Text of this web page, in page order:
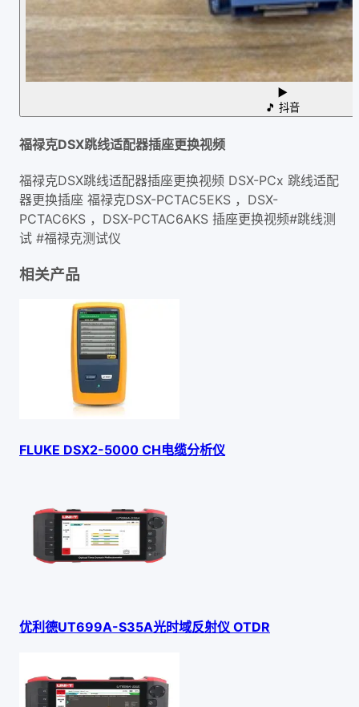
▶
🎵 抖音
福禄克DSX跳线适配器插座更换视频
福禄克DSX跳线适配器插座更换视频 DSX-PCx 跳线适配
器更换插座 福禄克DSX-PCTAC5EKS ，DSX-
PCTAC6KS ，DSX-PCTAC6AKS 插座更换视频#跳线测
试 #福禄克测试仪
相关产品
FLUKE DSX2-5000 CH电缆分析仪
优利德UT699A-S35A光时域反射仪 OTDR